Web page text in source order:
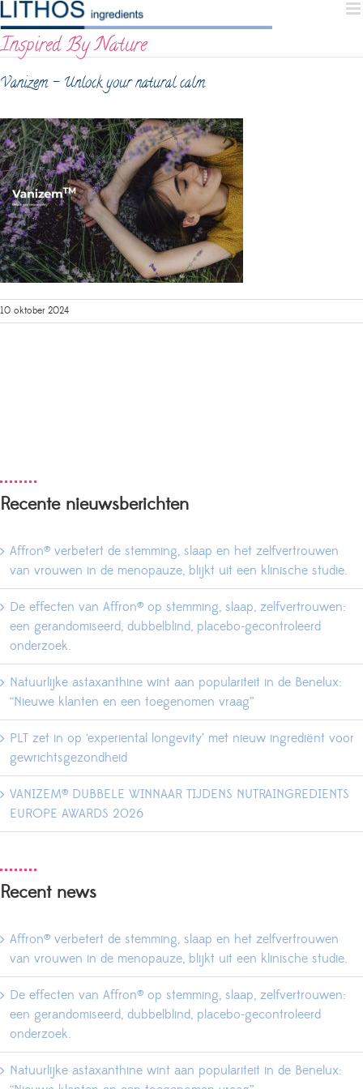
to
content
Inspired By Nature
Vanizem – Unlock your natural calm
10 oktober 2024
Recente nieuwsberichten
Affron® verbetert de stemming, slaap en het zelfvertrouwen
van vrouwen in de menopauze, blijkt uit een klinische studie.
De effecten van Affron® op stemming, slaap, zelfvertrouwen:
een gerandomiseerd, dubbelblind, placebo-gecontroleerd
onderzoek.
Natuurlijke astaxanthine wint aan populariteit in de Benelux:
“Nieuwe klanten en een toegenomen vraag”
PLT zet in op ‘experiental longevity’ met nieuw ingrediënt voor
gewrichtsgezondheid
VANIZEM® DUBBELE WINNAAR TIJDENS NUTRAINGREDIENTS
EUROPE AWARDS 2026
Recent news
Affron® verbetert de stemming, slaap en het zelfvertrouwen
van vrouwen in de menopauze, blijkt uit een klinische studie.
De effecten van Affron® op stemming, slaap, zelfvertrouwen:
een gerandomiseerd, dubbelblind, placebo-gecontroleerd
onderzoek.
Natuurlijke astaxanthine wint aan populariteit in de Benelux: